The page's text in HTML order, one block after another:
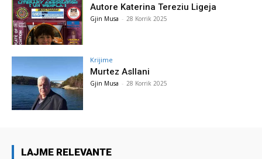
Autore Katerina Tereziu Ligeja
Gjin Musa - 28 Korrik 2025
Krijime
Murtez Asllani
Gjin Musa - 28 Korrik 2025
LAJME RELEVANTE